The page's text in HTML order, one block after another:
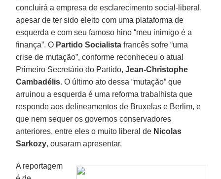
concluirá a empresa de esclarecimento social-liberal,
apesar de ter sido eleito com uma plataforma de
esquerda e com seu famoso hino “meu inimigo é a
finança”. O Partido Socialista francês sofre “uma
crise de mutação”, conforme reconheceu o atual
Primeiro Secretário do Partido,Jean-Christophe
Cambadélis. O último ato dessa “mutação” que
arruinou a esquerda é uma reforma trabalhista que
responde aos delineamentos de Bruxelas e Berlim, e
que nem sequer os governos conservadores
anteriores, entre eles o muito liberal de Nicolas
Sarkozy, ousaram apresentar.
A reportagem